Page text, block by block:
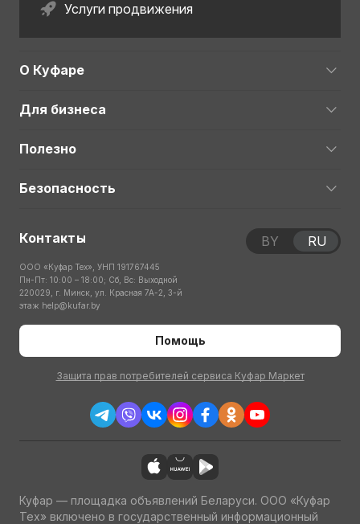
Услуги продвижения
О Куфаре
Для бизнеса
Полезно
Безопасность
Контакты
ООО «Куфар Тех», УНП 191767445
Пн-Пт: 10:00 – 18:00; Сб, Вс: Выходной
220029, г. Минск, ул. Красная 7А-2, 3-й
этаж help@kufar.by
Помощь
Защита прав потребителей сервиса Куфар Маркет
BY RU
Куфар — площадка объявлений Беларуси. ООО «Куфар
Тех» включено в государственный информационный